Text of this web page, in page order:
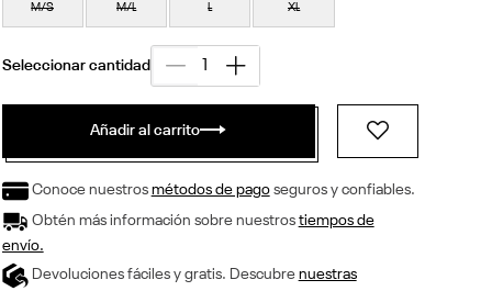
M/S M/L L XL
Añadir al carrito
Conoce nuestros métodos de pagoseguros y confiables.
Obtén más información sobre nuestros tiempos de
envío.
Devoluciones fáciles y gratis. Descubre nuestras